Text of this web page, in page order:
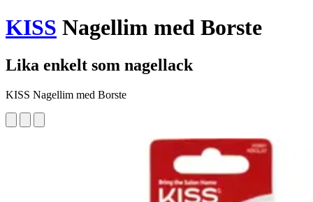
KISS Nagellim med Borste
Lika enkelt som nagellack
KISS Nagellim med Borste